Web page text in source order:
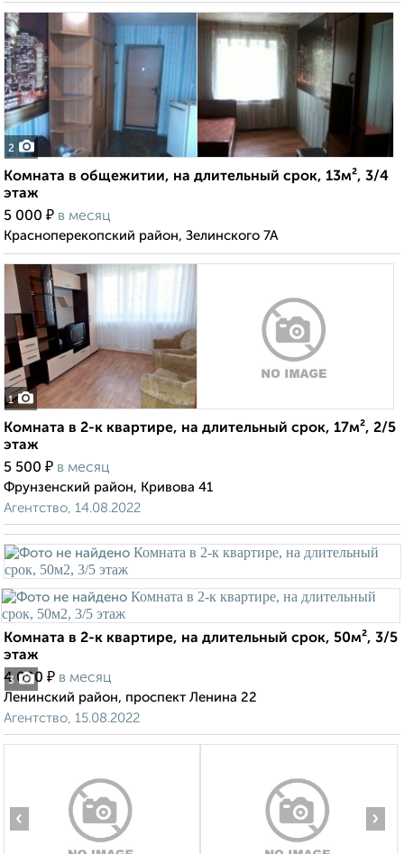
2
Комната в общежитии, на длительный срок, 13м², 3/4
этаж
5 000 ₽ в месяц
Красноперекопский район, Зелинского 7А
1
Комната в 2-к квартире, на длительный срок, 17м², 2/5
этаж
5 500 ₽ в месяц
Фрунзенский район, Кривова 41
Агентство, 14.08.2022
3
Комната в 2-к квартире, на длительный срок, 50м², 3/5
этаж
4 000 ₽ в месяц
Ленинский район, проспект Ленина 22
Агентство, 15.08.2022
‹ ›